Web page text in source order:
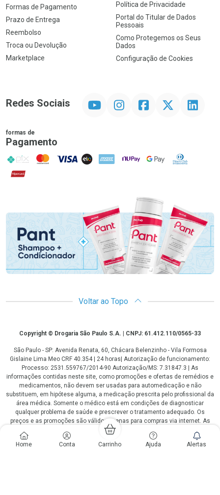
Home Conta Carrinho Ajuda Alertas
Formas de Pagamento
Prazo de Entrega
Reembolso
Troca ou Devolução
Marketplace
Política de Privacidade
Portal do Titular de Dados
Pessoais
Como Protegemos os Seus
Dados
Configuração de Cookies
Redes Sociais InstagramFacebookTwitter Linkedin
formas de
Pagamento
PIX MasterCard
VISA ELO AMEX NuPay Google PayDiners Club
Hipercard
Voltar ao Topo
CopyrightCopyright © Drogaria São Paulo S.A. | CNPJ: 61.412.110/0565-33
São Paulo - SP: Avenida Renata, 60, Chácara Belenzinho - Vila Formosa
Gislaine Lima Meo CRF 40.354 | 24 horas| Autorização de funcionamento:
Processo: 2531.559767/2014-90 Autorização/MS: 7.31847.3 | As
informações contidas neste site, como promoções e ofertas de remédios e
medicamentos, não devem ser usadas para automedicação e não
substituem, em hipótese alguma, a medicação prescrita pelo profissional da
área médica. Somente o médico está em condições de diagnosticar
qualquer problema de saúde e prescrever o tratamento adequado. Os
preços e as promoções são válidos apenas para compras via internet. As
fotos contidas em nosso site são meramente ilustrativas. *Preços e
disponibilidade sujeitos a alterações no decorrer do dia. Antibióticos e
antimicrobianos vendas apenas em lojas físicas ou televendas. Portaria nº